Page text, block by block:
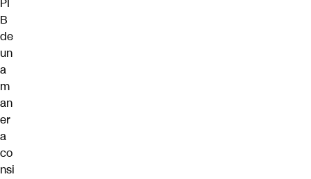
PI
B
de
un
a
m
an
er
a
co
nsi